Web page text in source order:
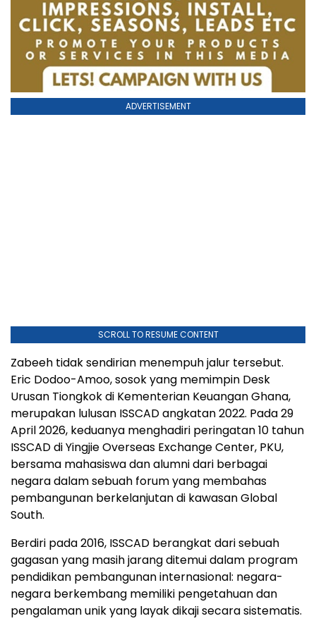
ADVERTISEMENT
SCROLL TO RESUME CONTENT
Zabeeh tidak sendirian menempuh jalur tersebut.
Eric Dodoo-Amoo, sosok yang memimpin Desk
Urusan Tiongkok di Kementerian Keuangan Ghana,
merupakan lulusan ISSCAD angkatan 2022. Pada 29
April 2026, keduanya menghadiri peringatan 10 tahun
ISSCAD di Yingjie Overseas Exchange Center, PKU,
bersama mahasiswa dan alumni dari berbagai
negara dalam sebuah forum yang membahas
pembangunan berkelanjutan di kawasan Global
South.
Berdiri pada 2016, ISSCAD berangkat dari sebuah
gagasan yang masih jarang ditemui dalam program
pendidikan pembangunan internasional: negara-
negara berkembang memiliki pengetahuan dan
pengalaman unik yang layak dikaji secara sistematis.